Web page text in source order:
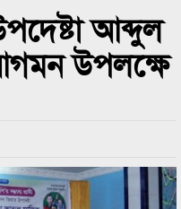
গ্রুপ থিয়েটারআব্দুল
উপলক্ষে